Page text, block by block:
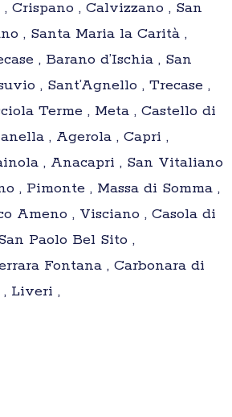
Crispano , Calvizzano , San
, Santa Maria la Carità ,
, Barano d’Ischia , San
, Sant’Agnello , Trecase ,
Terme , Meta , Castello di
, Agerola , Capri ,
, Anacapri , San Vitaliano
, Pimonte , Massa di Somma ,
Ameno , Visciano , Casola di
Paolo Bel Sito ,
Fontana , Carbonara di
, Liveri ,